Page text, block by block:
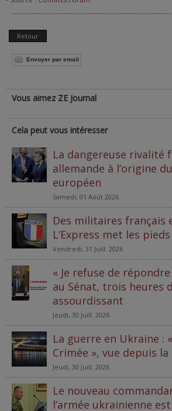
Retour
Envoyer par email
Vous aimez ZE Journal
Cela peut vous intéresser
La dangereuse rivalité
allemande à l’origine
européen
Samedi, 01 Août 2026
Des militaires français
L’Express met les
Vendredi, 31 Juill. 2026
« Je refuse de
au Sénat, trois heures
assourdissant
Jeudi, 30 Juill. 2026
La guerre en Ukraine :
Crimée », vue depuis la
Jeudi, 30 Juill. 2026
Le nouveau
l’armée ukrainienne